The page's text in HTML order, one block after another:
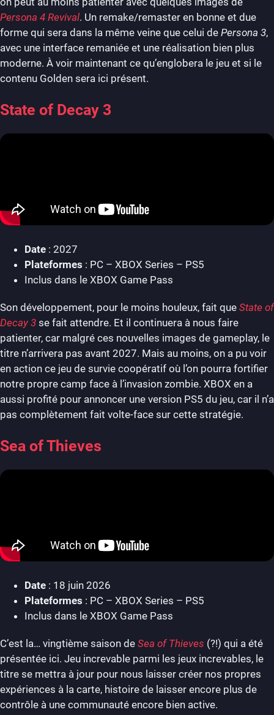
Persona 4 Revival. Un remake/remaster en bonne et due
forme qui sera dans la même veine que celui de Persona 3,
avec une interface remaniée et une réalisation bien plus
moderne. À voir maintenant ce qu’englobera le jeu et si le
contenu Golden sera ici présent.
State of Decay 3
Date : 2027
Plateformes : PC – XBOX Series – PS5
Inclus dans le XBOX Game Pass
Son développement, pour le moins houleux, fait que State of
Decay 3 se fait attendre. Et il continuera à nous faire
patienter, car malgré ces nouvelles images de gameplay, le
titre n’arrivera pas avant 2027. Mais au moins, on a pu voir
en action ce jeu de survie coopératif où l’on pourra fortifier
notre propre camp face à l’invasion zombie. XBOX en a
aussi profité pour annoncer une version PS5 du jeu, car il n’a
pas complètement fait volte-face sur cette stratégie.
Sea of Thieves
Date : 18 juin 2026
Plateformes : PC – XBOX Series – PS5
Inclus dans le XBOX Game Pass
C’est la… vingtième saison de Sea of Thieves (?!) qui a été
présentée ici. Jeu increvable parmi les jeux increvables, le
titre se mettra à jour pour nous laisser créer nos propres
expériences à la carte, histoire de laisser encore plus de
contrôle à une communauté encore bien active.